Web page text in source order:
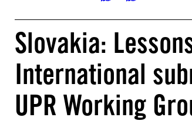
Slovakia:
International
UPR Working